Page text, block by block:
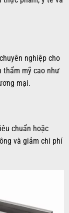
nghiệp cho
thẩm mỹ cao như
mại.
chuẩn hoặc
và giảm chi phí